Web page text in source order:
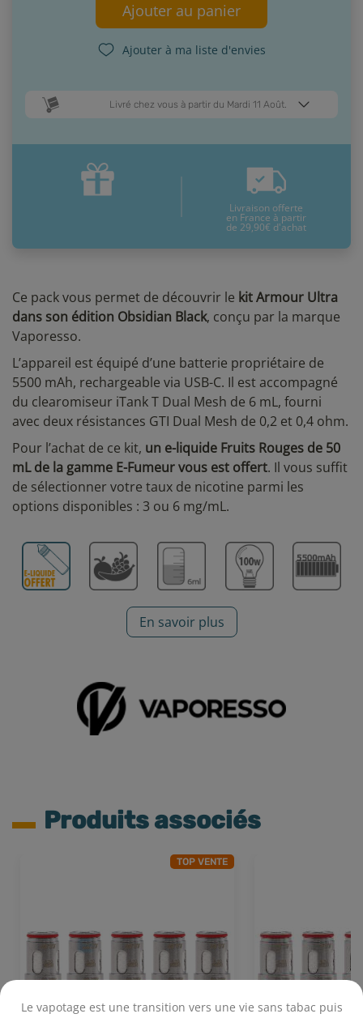
Le vapotage est une transition vers une vie sans tabac puis
Ce pack vous permet de découvrir le kit Armour Ultra
dans son édition Obsidian Black, conçu par la marque
Vaporesso.
L’appareil est équipé d’une batterie propriétaire de
5500 mAh, rechargeable via USB-C. Il est accompagné
du clearomiseur iTank T Dual Mesh de 6 mL, fourni
avec deux résistances GTI Dual Mesh de 0,2 et 0,4 ohm.
Pour l’achat de ce kit, un e-liquide Fruits Rouges de 50
mL de la gamme E-Fumeur vous est offert. Il vous suffit
de sélectionner votre taux de nicotine parmi les
options disponibles : 3 ou 6 mg/mL.
En savoir plus
Ajouter au panier
Ajouter à ma liste d'envies
Livré chez vous à partir du Mardi 11 Août.
Jeudi 13 Août Mardi 11 Août
* Pour une livraison en France métropolitaine+ d'infos
Livraison offerte
en France à partir
de 29,90€ d'achat
Produits associés
TOP VENTE